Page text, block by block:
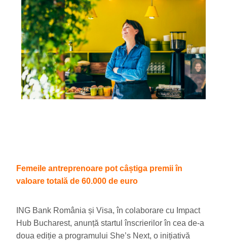
Femeile antreprenoare pot câștiga premii în
valoare totală de 60.000 de euro
ING Bank România și Visa, în colaborare cu Impact
Hub Bucharest, anunță startul înscrierilor în cea de-a
doua ediție a programului She’s Next, o inițiativă